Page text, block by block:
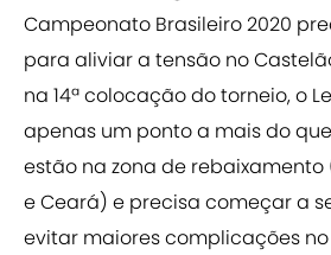
Campeonato Brasileiro 2020
para aliviar a tensão no
na 14ª colocação do torneio, o
apenas um ponto a mais do
estão na zona de rebaixamento
e Ceará) e precisa começar a
evitar maiores complicações